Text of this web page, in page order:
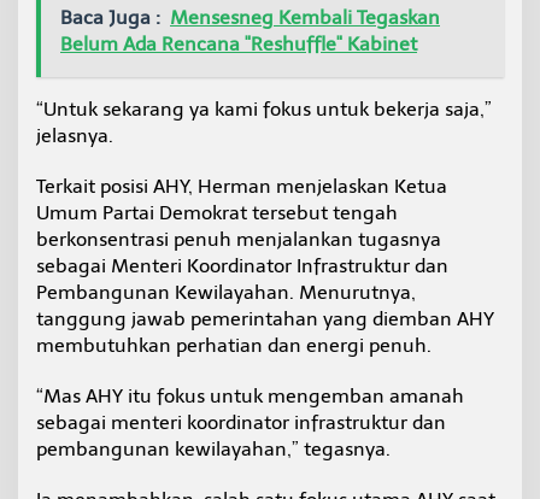
Baca Juga : Mensesneg Kembali Tegaskan
Belum Ada Rencana "Reshuffle" Kabinet
“Untuk sekarang ya kami fokus untuk bekerja saja,”
jelasnya.
Terkait posisi AHY, Herman menjelaskan Ketua
Umum Partai Demokrat tersebut tengah
berkonsentrasi penuh menjalankan tugasnya
sebagai Menteri Koordinator Infrastruktur dan
Pembangunan Kewilayahan. Menurutnya,
tanggung jawab pemerintahan yang diemban AHY
membutuhkan perhatian dan energi penuh.
“Mas AHY itu fokus untuk mengemban amanah
sebagai menteri koordinator infrastruktur dan
pembangunan kewilayahan,” tegasnya.